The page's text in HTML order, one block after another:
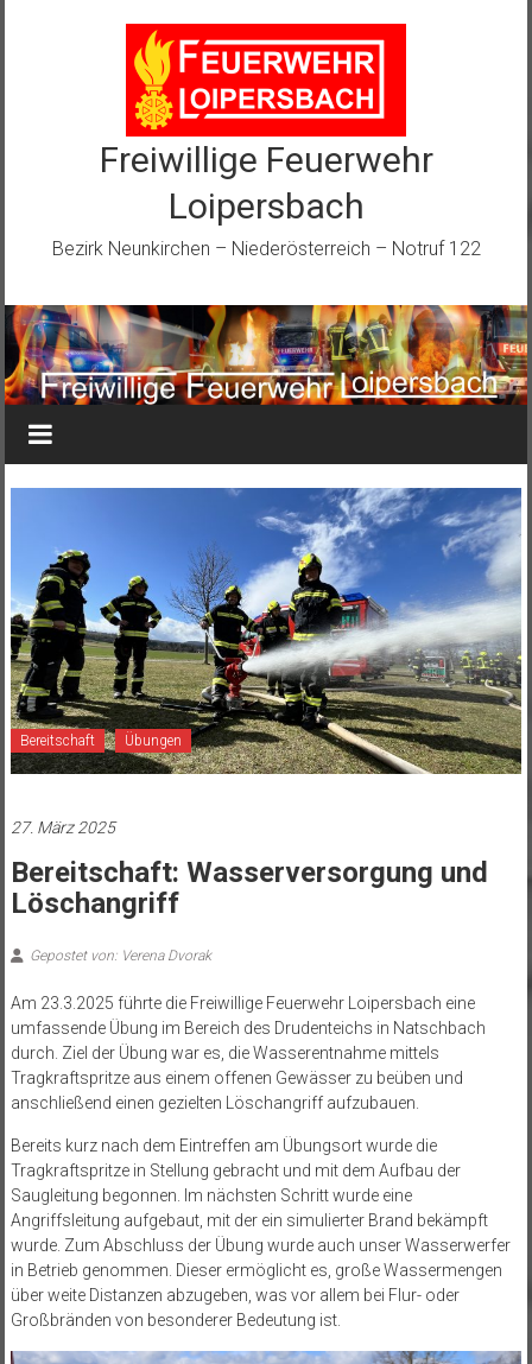
Freiwillige Feuerwehr
Loipersbach
Bezirk Neunkirchen – Niederösterreich – Notruf 122
Bereitschaft Übungen
27. März 2025
Bereitschaft: Wasserversorgung und
Löschangriff
Gepostet von: Verena Dvorak
Am 23.3.2025 führte die Freiwillige Feuerwehr Loipersbach eine
umfassende Übung im Bereich des Drudenteichs in Natschbach
durch. Ziel der Übung war es, die Wasserentnahme mittels
Tragkraftspritze aus einem offenen Gewässer zu beüben und
anschließend einen gezielten Löschangriff aufzubauen.
Bereits kurz nach dem Eintreffen am Übungsort wurde die
Tragkraftspritze in Stellung gebracht und mit dem Aufbau der
Saugleitung begonnen. Im nächsten Schritt wurde eine
Angriffsleitung aufgebaut, mit der ein simulierter Brand bekämpft
wurde. Zum Abschluss der Übung wurde auch unser Wasserwerfer
in Betrieb genommen. Dieser ermöglicht es, große Wassermengen
über weite Distanzen abzugeben, was vor allem bei Flur- oder
Großbränden von besonderer Bedeutung ist.